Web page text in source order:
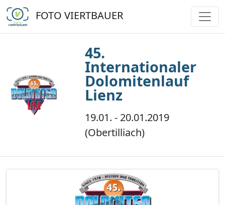
FOTO VIERTBAUER
45.
Internationaler
Dolomitenlauf
Lienz
19.01. - 20.01.2019
(Obertilliach)